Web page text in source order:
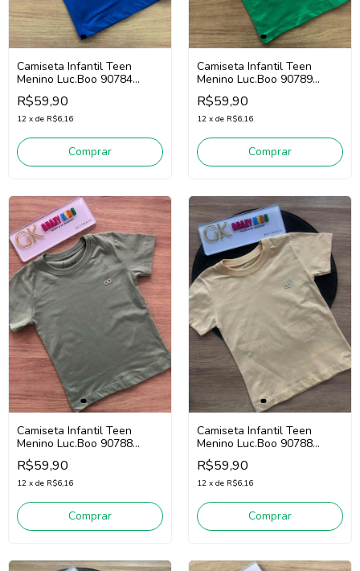
Camiseta Infantil Teen
Menino Luc.Boo 90784
(Azul)
R$59,90
12 x de R$6,16
Comprar
Camiseta Infantil Teen
Menino Luc.Boo 90789
(Verde)
R$59,90
12 x de R$6,16
Comprar
Camiseta Infantil Teen
Menino Luc.Boo 90788
(Verde)
R$59,90
12 x de R$6,16
Comprar
Camiseta Infantil Teen
Menino Luc.Boo 90788
(Laranja Claro)
R$59,90
12 x de R$6,16
Comprar